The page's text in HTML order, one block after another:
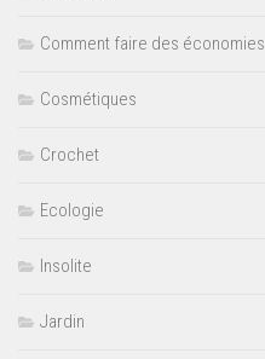
Comment faire des économies
Cosmétiques
Crochet
Ecologie
Insolite
Jardin